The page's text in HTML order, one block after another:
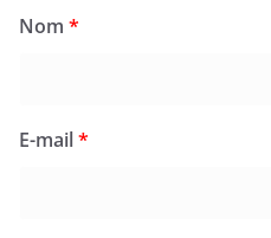
Nom *
E-mail*